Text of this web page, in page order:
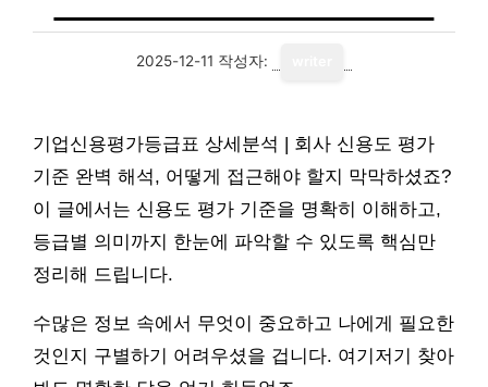
2025-12-11 작성자:
기업신용평가등급표 상세분석 | 회사 신용도 평가
기준 완벽 해석, 어떻게 접근해야 할지 막막하셨죠?
이 글에서는 신용도 평가 기준을 명확히 이해하고,
등급별 의미까지 한눈에 파악할 수 있도록 핵심만
정리해 드립니다.
수많은 정보 속에서 무엇이 중요하고 나에게 필요한
것인지 구별하기 어려우셨을 겁니다. 여기저기 찾아